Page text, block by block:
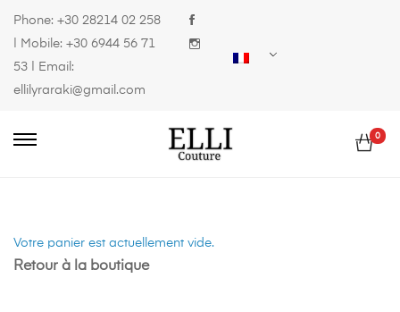
Phone: +30 28214 02 258
| Mobile: +30 6944 56 71
53 | Email:
ellilyraraki@gmail.com
0
Votre panier est actuellement vide.
Retour à la boutique